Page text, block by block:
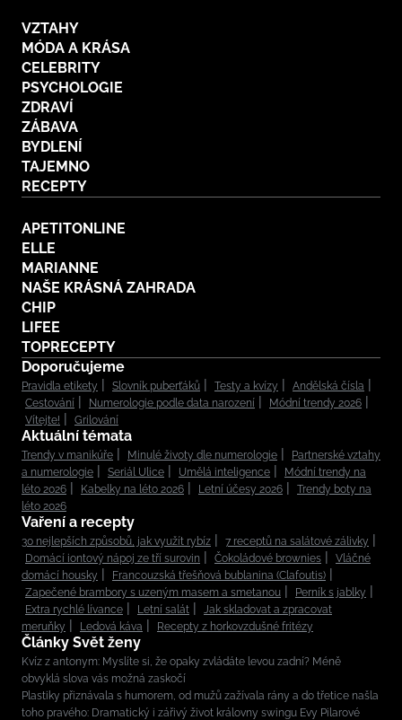
VZTAHY
MÓDA A KRÁSA
CELEBRITY
PSYCHOLOGIE
ZDRAVÍ
ZÁBAVA
BYDLENÍ
TAJEMNO
RECEPTY
APETITONLINE
ELLE
MARIANNE
NAŠE KRÁSNÁ ZAHRADA
CHIP
LIFEE
TOPRECEPTY
Doporučujeme
Pravidla etikety Slovník puberťáků Testy a kvízy
Andělská čísla
Cestování
Numerologie podle data narození
Módní trendy 2026
Vítejte!
Grilování
Aktuální témata
Trendy v manikúře Minulé životy dle numerologie
Partnerské vztahy
a numerologie
Seriál Ulice Umělá inteligence
Módní trendy na
léto 2026
Kabelky na léto 2026 Letní účesy 2026
Trendy boty na
léto 2026
Vaření a recepty
30 nejlepších způsobů, jak využít rybíz
7 receptů na salátové zálivky
Domácí iontový nápoj ze tří surovin
Čokoládové brownies
Vláčné
domácí housky
Francouzská třešňová bublanina (Clafoutis)
Zapečené brambory s uzeným masem a smetanou
Perník s jablky
Extra rychlé lívance
Letní salát
Jak skladovat a zpracovat
meruňky
Ledová káva Recepty z horkovzdušné fritézy
Články Svět ženy
Kvíz z antonym: Myslíte si, že opaky zvládáte levou zadní? Méně
obvyklá slova vás možná zaskočí
Plastiky přiznávala s humorem, od mužů zažívala rány a do třetice našla
toho pravého: Dramatický i zářivý život královny swingu Evy Pilarové